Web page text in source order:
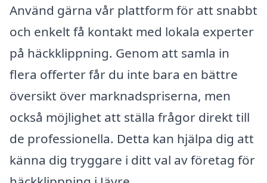
Använd gärna vår plattform för att snabbt
och enkelt få kontakt med lokala experter
på häckklippning. Genom att samla in
flera offerter får du inte bara en bättre
översikt över marknadspriserna, men
också möjlighet att ställa frågor direkt till
de professionella. Detta kan hjälpa dig att
känna dig tryggare i ditt val av företag för